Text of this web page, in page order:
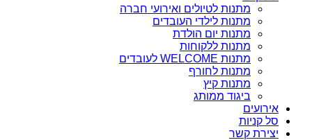
מתנות לטיולים ואירועי חברה
מתנות לילדי העובדים
מתנות יום הולדת
מתנות ללקוחות
מתנות WELCOME לעובדים
מתנות לחורף
מתנות קיץ
ביגוד ממותג
אירועים
סל קניות
יצירת קשר